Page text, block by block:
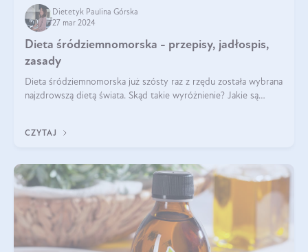
Dietetyk Paulina Górska
27 mar 2024
Dieta śródziemnomorska - przepisy, jadłospis,
zasady
Dieta śródziemnomorska już szósty raz z rzędu została wybrana
najzdrowszą dietą świata. Skąd takie wyróżnienie? Jakie są
CZYTAJ